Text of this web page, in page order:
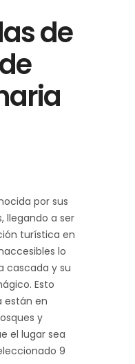
de
por sus
llegando a ser
turística en
lo
cascada y su
Esto
están en
y
el lugar sea
9